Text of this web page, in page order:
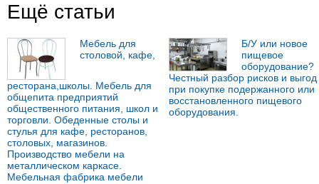
Ещё статьи
Мебель для
столовой, кафе,
ресторана,школы. Мебель для
общепита предприятий
общественного питания, школ и
торговли. Обеденные столы и
стулья для кафе, ресторанов,
столовых, магазинов.
Производство мебели на
металлическом каркасе.
Мебельная фабрика мебели
Б/У или новое
пищевое
оборудование?
Честный разбор рисков и выгод
при покупке подержанного или
восстановленного пищевого
оборудования.